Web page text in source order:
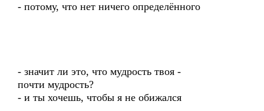
- потому, что нет ничего определённого
- значит ли это, что мудрость твоя -
почти мудрость?
- и ты хочешь, чтобы я не обижался